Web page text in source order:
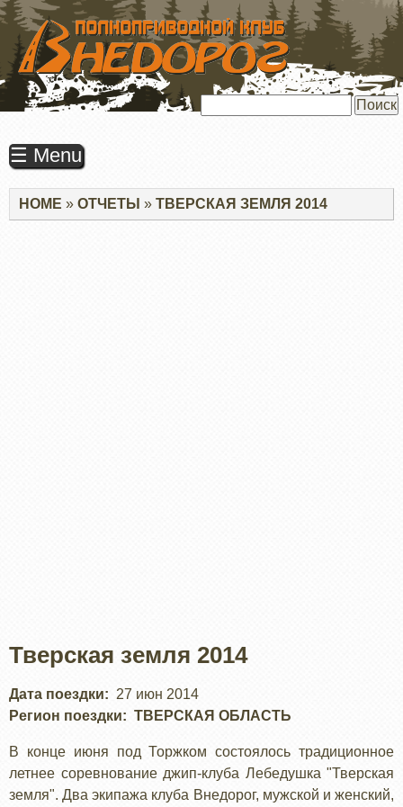
ПЕРЕЙТИ
ОСНОВНОМУ
СОДЕРЖАНИЮ
☰ Menu
Строка
навигации
HOME ОТЧЕТЫ ТВЕРСКАЯ ЗЕМЛЯ 2014
Тверская земля 2014
Дата поездки
27 июн 2014
Регион поездки
ТВЕРСКАЯ ОБЛАСТЬ
В конце июня под Торжком состоялось традиционное
летнее соревнование джип-клуба Лебедушка "Тверская
земля". Два экипажа клуба Внедорог, мужской и женский,